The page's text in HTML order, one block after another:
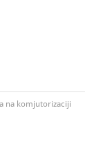
na komjutorizaciji